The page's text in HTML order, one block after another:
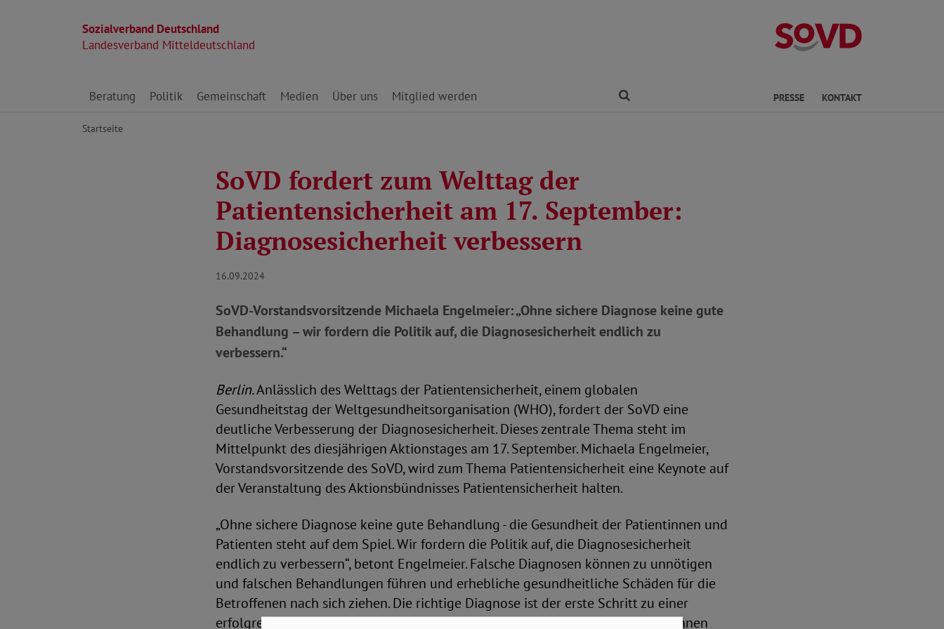
Sozialverband Deutschland
Landesverband Mitteldeutschland
Direkt zu den Inhalten springen
Beratung Politik Gemeinschaft Medien Über uns Mitglied werden PRESSE KONTAKT
Startseite
SoVD fordert zum Welttag der
Patientensicherheit am 17. September:
Diagnosesicherheit verbessern
16.09.2024
SoVD-Vorstandsvorsitzende Michaela Engelmeier: „Ohne sichere Diagnose keine gute
Behandlung – wir fordern die Politik auf, die Diagnosesicherheit endlich zu
verbessern.“
Berlin.Anlässlich des Welttags der Patientensicherheit, einem globalen
Gesundheitstag der Weltgesundheitsorganisation (WHO), fordert der SoVD eine
deutliche Verbesserung der Diagnosesicherheit. Dieses zentrale Thema steht im
Mittelpunkt des diesjährigen Aktionstages am 17. September. Michaela Engelmeier,
Vorstandsvorsitzende des SoVD, wird zum Thema Patientensicherheit eine Keynote auf
der Veranstaltung des Aktionsbündnisses Patientensicherheit halten.
„Ohne sichere Diagnose keine gute Behandlung - die Gesundheit der Patientinnen und
Patienten steht auf dem Spiel. Wir fordern die Politik auf, die Diagnosesicherheit
endlich zu verbessern“, betont Engelmeier. Falsche Diagnosen können zu unnötigen
und falschen Behandlungen führen und erhebliche gesundheitliche Schäden für die
Betroffenen nach sich ziehen. Die richtige Diagnose ist der erste Schritt zu einer
erfolgreichen Therapie und damit entscheidend für die Sicherheit der Patientinnen